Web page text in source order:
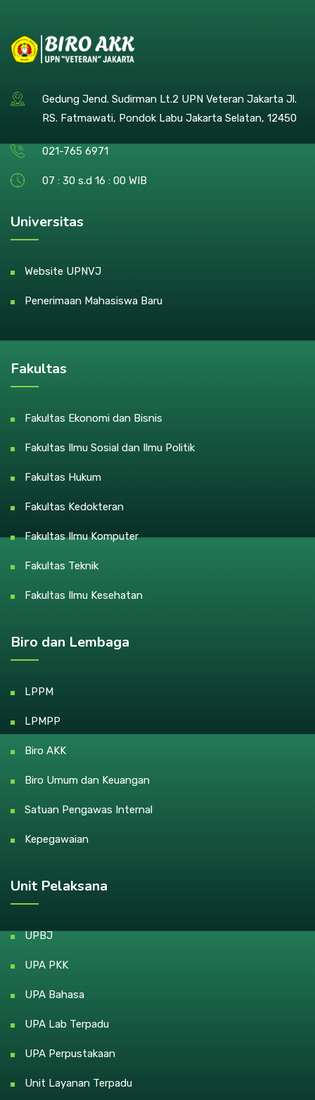
Gedung Jend. Sudirman Lt.2 UPN Veteran Jakarta Jl.
RS. Fatmawati, Pondok Labu Jakarta Selatan, 12450
021-765 6971
07 : 30 s.d 16 : 00 WIB
Universitas
Website UPNVJ
Penerimaan Mahasiswa Baru
Fakultas
Fakultas Ekonomi dan Bisnis
Fakultas Ilmu Sosial dan Ilmu Politik
Fakultas Hukum
Fakultas Kedokteran
Fakultas Ilmu Komputer
Fakultas Teknik
Fakultas Ilmu Kesehatan
Biro dan Lembaga
LPPM
LPMPP
Biro AKK
Biro Umum dan Keuangan
Satuan Pengawas Internal
Kepegawaian
Unit Pelaksana
UPBJ
UPA PKK
UPA Bahasa
UPA Lab Terpadu
UPA Perpustakaan
Unit Layanan Terpadu